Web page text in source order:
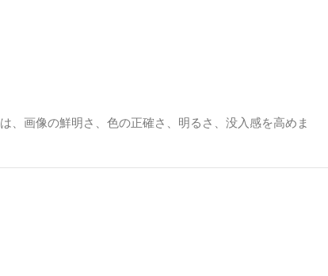
、画像の鮮明さ、色の正確さ、明るさ、没入感を高めま